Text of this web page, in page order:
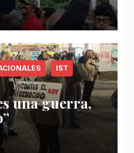
IST
una guerra,